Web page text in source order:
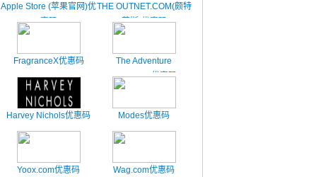
Apple Store (苹果官网)优
惠码
THE OUTNET.COM(颇特
莱斯)优惠码
FragranceX优惠码
The Adventure
Challenge优惠码
Harvey Nichols优惠码 Modes优惠码
Yoox.com优惠码 Wag.com优惠码